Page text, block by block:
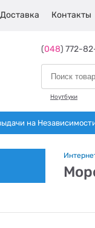
Доставка Контакты
(048) 772-
Ноутбуки
на